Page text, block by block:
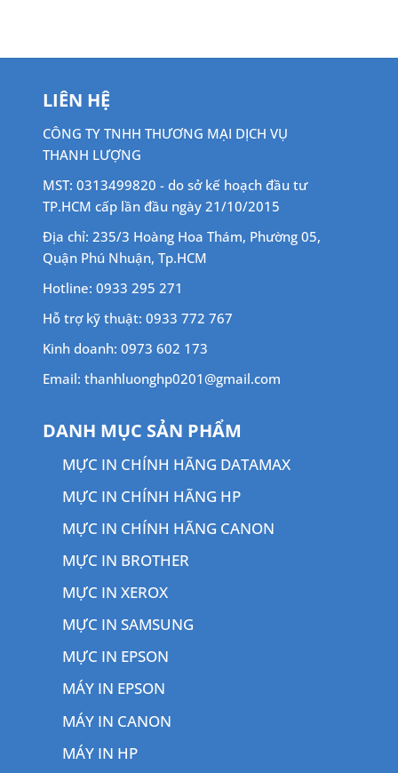
LIÊN HỆ
CÔNG TY TNHH THƯƠNG MẠI DỊCH VỤ
THANH LƯỢNG
MST: 0313499820 - do sở kế hoạch đầu tư
TP.HCM cấp lần đầu ngày 21/10/2015
Địa chỉ: 235/3 Hoàng Hoa Thám, Phường 05,
Quận Phú Nhuận, Tp.HCM
Hotline: 0933 295 271
Hỗ trợ kỹ thuật: 0933 772 767
Kinh doanh: 0973 602 173
Email: thanhluonghp0201@gmail.com
DANH MỤC SẢN PHẨM
MỰC IN CHÍNH HÃNG DATAMAX
MỰC IN CHÍNH HÃNG HP
MỰC IN CHÍNH HÃNG CANON
MỰC IN BROTHER
MỰC IN XEROX
MỰC IN SAMSUNG
MỰC IN EPSON
MÁY IN EPSON
MÁY IN CANON
MÁY IN HP